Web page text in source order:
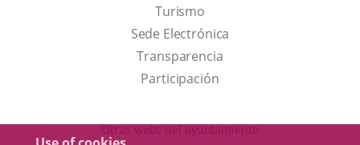
TurismoThis
link
will
open
a
Sede Electrónica
Transparencia
Participación
Otras webs del ayuntamiento